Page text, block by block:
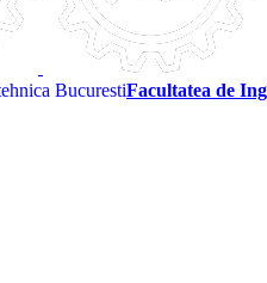
BucurestiFacultatea de